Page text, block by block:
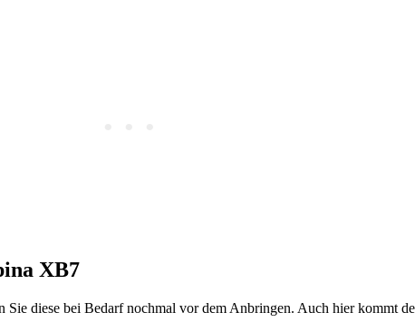
XB7
diese bei Bedarf nochmal vor dem Anbringen. Auch hier kommt